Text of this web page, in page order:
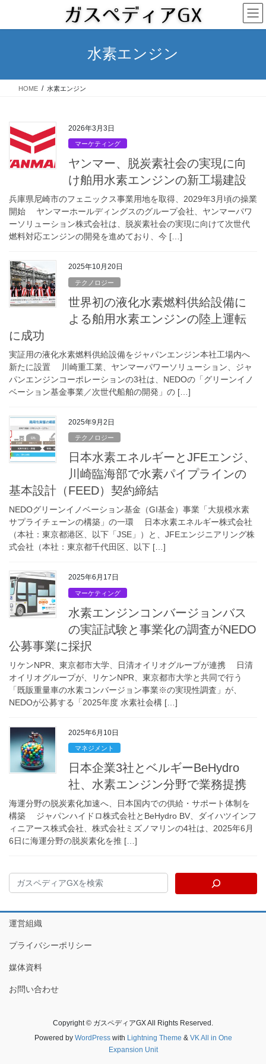
テ
ス
ゲ
ン
水素エンジン
HOME 水素エンジン
2026年3月3日
マーケティング
ヤンマー、脱炭素社会の実現に向
け舶用水素エンジンの新工場建設
兵庫県尼崎市のフェニックス事業用地を取得、2029年3月頃の操業
開始 ヤンマーホールディングスのグループ会社、ヤンマーパワ
ーソリューション株式会社は、脱炭素社会の実現に向けて次世代
燃料対応エンジンの開発を進めており、今 […]
2025年10月20日
テクノロジー
世界初の液化水素燃料供給設備に
よる舶用水素エンジンの陸上運転
に成功
実証用の液化水素燃料供給設備をジャパンエンジン本社工場内へ
新たに設置 川崎重工業、ヤンマーパワーソリューション、ジャ
パンエンジンコーポレーションの3社は、NEDOの「グリーンイノ
ベーション基金事業／次世代船舶の開発」の […]
2025年9月2日
テクノロジー
日本水素エネルギーとJFEエンジ、
川崎臨海部で水素パイプラインの
基本設計（FEED）契約締結
NEDOグリーンイノベーション基金（GI基金）事業「大規模水素
サプライチェーンの構築」の一環 日本水素エネルギー株式会社
（本社：東京都港区、以下「JSE」）と、JFEエンジニアリング株
式会社（本社：東京都千代田区、以下 […]
2025年6月17日
マーケティング
水素エンジンコンバージョンバス
の実証試験と事業化の調査がNEDO
公募事業に採択
リケンNPR、東京都市大学、日清オイリオグループが連携 日清
オイリオグループが、リケンNPR、東京都市大学と共同で行う
「既販重量車の水素コンバージョン事業※の実現性調査」が、
NEDOが公募する「2025年度 水素社会構 […]
2025年6月10日
マネジメント
日本企業3社とベルギーBeHydro
社、水素エンジン分野で業務提携
海運分野の脱炭素化加速へ、日本国内での供給・サポート体制を
構築 ジャパンハイドロ株式会社とBeHydro BV、ダイハツインフ
ィニアース株式会社、株式会社ミズノマリンの4社は、2025年6月
6日に海運分野の脱炭素化を推 […]
運営組織
プライバシーポリシー
媒体資料
お問い合わせ
Copyright © ガスペディアGX All Rights Reserved.
Powered by WordPresswith Lightning Theme & VK All in One
Expansion Unit